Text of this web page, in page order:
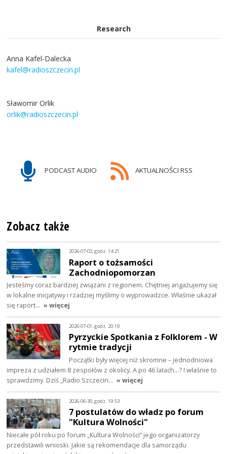
Research
Anna Kafel-Dalecka
kafel@radioszczecin.pl
Sławomir Orlik
orlik@radioszczecin.pl
PODCAST AUDIO AKTUALNOŚCI RSS
Zobacz także
2026-07-02, godz. 14:21
Raport o tożsamości
Zachodniopomorzan
Jesteśmy coraz bardziej związani z regionem. Chętniej angażujemy się
w lokalne inicjatywy i rzadziej myślimy o wyprowadzce. Właśnie ukazał
się raport… » więcej
2026-07-01, godz. 20:19
Pyrzyckie Spotkania z Folklorem - W
rytmie tradycji
Początki były więcej niż skromne – jednodniowa
impreza z udziałem 8 zespołów z okolicy. A po 46 latach…? I właśnie to
sprawdzimy. Dziś „Radio Szczecin… » więcej
2026-06-30, godz. 19:53
7 postulatów do władz po forum
"Kultura Wolności"
Niecałe pół roku po forum „Kultura Wolności” jego organizatorzy
przedstawili wnioski. Jakie są rekomendacje dla samorządu